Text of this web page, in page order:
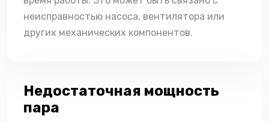
неисправностью насоса, вентилятора или
других механических компонентов.
Недостаточная мощность
пара